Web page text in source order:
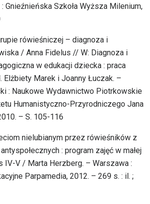
Gnieźnieńska Szkoła Wyższa Milenium,
rówieśniczej – diagnoza i
/ Anna Fidelus // W: Diagnoza i
w edukacji dziecka : praca
Marek i Joanny Łuczak. –
: Naukowe Wydawnictwo Piotrkowskie
Humanistyczno-Przyrodniczego Jana
– S. 105-116
nielubianym przez rówieśników z
: program zajęć w małej
IV-V / Marta Herzberg. – Warszawa :
Parpamedia, 2012. – 269 s. : il. ;